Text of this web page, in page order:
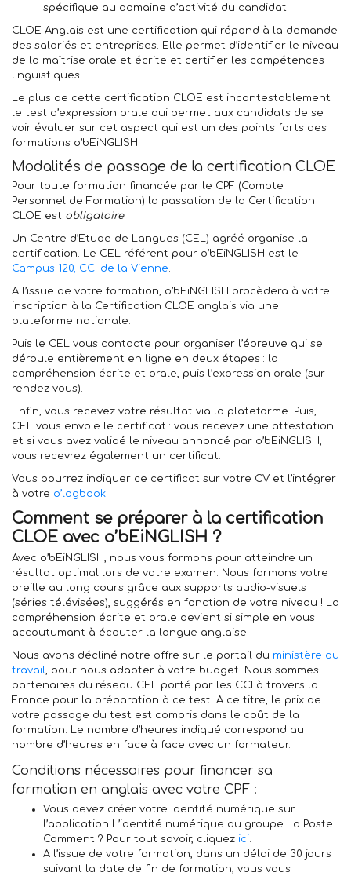
spécifique au domaine d’activité du candidat
CLOE Anglais est une certification qui répond à la demande
des salariés et entreprises. Elle permet d’identifier le niveau
de la maîtrise orale et écrite et certifier les compétences
linguistiques.
Le plus de cette certification CLOE est incontestablement
le test d’expression orale qui permet aux candidats de se
voir évaluer sur cet aspect qui est un des points forts des
formations o’bEiNGLISH.
Modalités de passage de la certification CLOE
Pour toute formation financée par le CPF (Compte
Personnel de Formation) la passation de la Certification
CLOE est obligatoire.
Un Centre d’Etude de Langues (CEL) agréé organise la
certification. Le CEL référent pour o’bEiNGLISH est le
Campus 120, CCI de la Vienne.
A l’issue de votre formation, o’bEiNGLISH procèdera à votre
inscription à la Certification CLOE anglais via une
plateforme nationale.
Puis le CEL vous contacte pour organiser l’épreuve qui se
déroule entièrement en ligne en deux étapes : la
compréhension écrite et orale, puis l’expression orale (sur
rendez vous).
Enfin, vous recevez votre résultat via la plateforme. Puis,
CEL vous envoie le certificat : vous recevez une attestation
et si vous avez validé le niveau annoncé par o’bEiNGLISH,
vous recevrez également un certificat.
Vous pourrez indiquer ce certificat sur votre CV et l’intégrer
à votre o’logbook.
Comment se préparer à la certification
CLOE avec o’bEiNGLISH ?
Avec o’bEiNGLISH, nous vous formons pour atteindre un
résultat optimal lors de votre examen. Nous formons votre
oreille au long cours grâce aux supports audio-visuels
(séries télévisées), suggérés en fonction de votre niveau ! La
compréhension écrite et orale devient si simple en vous
accoutumant à écouter la langue anglaise.
Nous avons décliné notre offre sur le portail du ministère du
travail, pour nous adapter à votre budget. Nous sommes
partenaires du réseau CEL porté par les CCI à travers la
France pour la préparation à ce test. A ce titre, le prix de
votre passage du test est compris dans le coût de la
formation. Le nombre d’heures indiqué correspond au
nombre d’heures en face à face avec un formateur.
Conditions nécessaires pour financer sa
formation en anglais avec votre CPF :
Vous devez créer votre identité numérique sur
l’application L’identité numérique du groupe La Poste.
Comment ? Pour tout savoir, cliquez ici.
A l’issue de votre formation, dans un délai de 30 jours
suivant la date de fin de formation, vous vous